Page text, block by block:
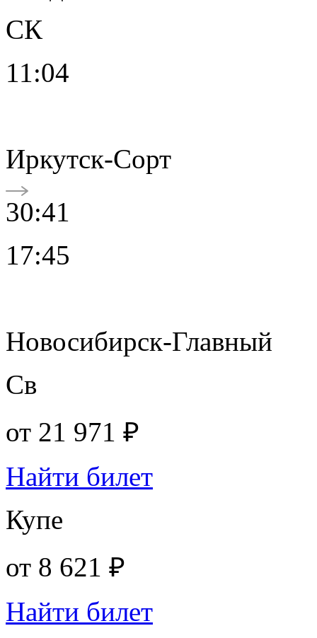
СК
11:04
Иркутск-Сорт
30:41
17:45
Новосибирск-Главный
Св
от 21 971 ₽
Найти билет
Купе
от 8 621 ₽
Найти билет